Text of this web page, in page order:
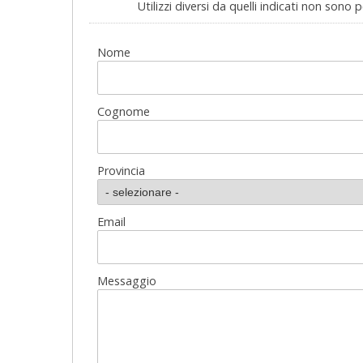
Utilizzi diversi da quelli indicati non sono
Nome
Cognome
Provincia
Email
Messaggio